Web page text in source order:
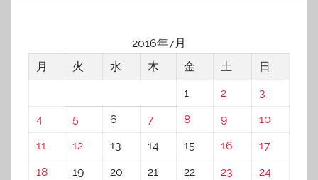
2016年7月
月
火 水 木 金 土
日
1
2
3
4
5 6 7 8 9
10
11
12 13 14 15 16
17
18
19 20 21 22 23
24